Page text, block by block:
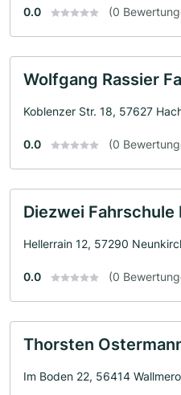
0.0 (0
Wolfgang Rassier
Koblenzer Str. 18, 57627
0.0 (0
Diezwei Fahrschule
Hellerrain 12, 57290
0.0 (0
Thorsten
Im Boden 22, 56414